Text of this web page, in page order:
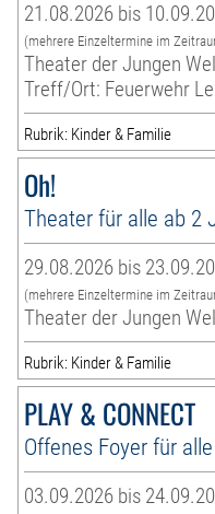
21.08.2026 bis
(mehrere Einzeltermine im
Theater der Jungen
Treff/Ort: Feuerwehr
Rubrik: Kinder & Familie
Oh!
Theater für alle ab 2
29.08.2026 bis
(mehrere Einzeltermine im
Theater der Jungen
Rubrik: Kinder & Familie
PLAY & CONNECT
Offenes Foyer für alle
03.09.2026 bis